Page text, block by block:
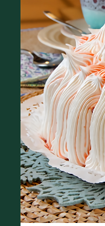
Toast de trucha
curada y queso
casero
30 min